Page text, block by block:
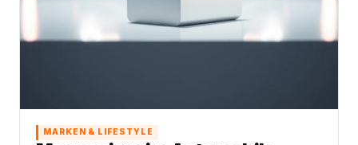
MARKEN & LIFESTYLE